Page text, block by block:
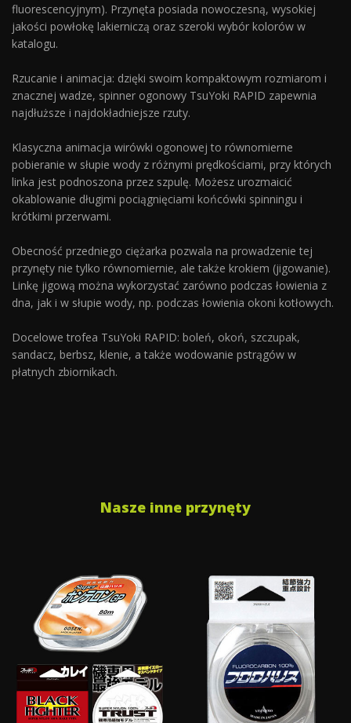
fluorescencyjnym). Przynęta posiada nowoczesną, wysokiej
jakości powłokę lakierniczą oraz szeroki wybór kolorów w
katalogu.
Rzucanie i animacja: dzięki swoim kompaktowym rozmiarom i
znacznej wadze, spinner ogonowy TsuYoki RAPID zapewnia
najdłuższe i najdokładniejsze rzuty.
Klasyczna animacja wirówki ogonowej to równomierne
pobieranie w słupie wody z różnymi prędkościami, przy których
linka jest podnoszona przez szpulę. Możesz urozmaicić
okablowanie długimi pociągnięciami końcówki spinningu i
krótkimi przerwami.
Obecność przedniego ciężarka pozwala na prowadzenie tej
przynęty nie tylko równomiernie, ale także krokiem (jigowanie).
Linkę jigową można wykorzystać zarówno podczas łowienia z
dna, jak i w słupie wody, np. podczas łowienia okoni kotłowych.
Docelowe trofea TsuYoki RAPID: boleń, okoń, szczupak,
sandacz, berbsz, klenie, a także wodowanie pstrągów w
płatnych zbiornikach.
Nasze inne przynęty